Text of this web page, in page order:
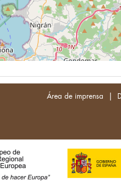
Área de imprensa |